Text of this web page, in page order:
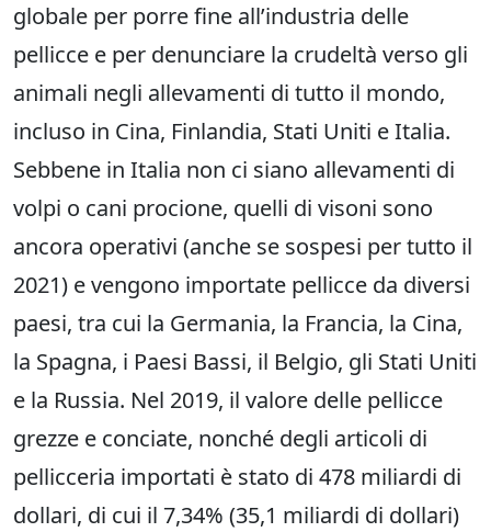
globale per porre fine all’industria delle
pellicce e per denunciare la crudeltà verso gli
animali negli allevamenti di tutto il mondo,
incluso in Cina, Finlandia, Stati Uniti e Italia.
Sebbene in Italia non ci siano allevamenti di
volpi o cani procione, quelli di visoni sono
ancora operativi (anche se sospesi per tutto il
2021) e vengono importate pellicce da diversi
paesi, tra cui la Germania, la Francia, la Cina,
la Spagna, i Paesi Bassi, il Belgio, gli Stati Uniti
e la Russia. Nel 2019, il valore delle pellicce
grezze e conciate, nonché degli articoli di
pellicceria importati è stato di 478 miliardi di
dollari, di cui il 7,34% (35,1 miliardi di dollari)